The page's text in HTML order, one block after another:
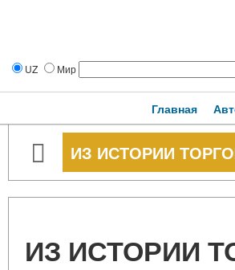
UZ Мир
Главная
ИЗ ИСТОРИИ
ИЗ ИСТОРИИ